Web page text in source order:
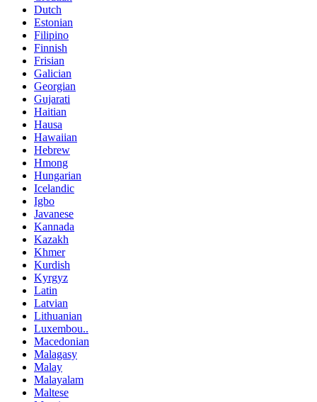
Dutch
Estonian
Filipino
Finnish
Frisian
Galician
Georgian
Gujarati
Haitian
Hausa
Hawaiian
Hebrew
Hmong
Hungarian
Icelandic
Igbo
Javanese
Kannada
Kazakh
Khmer
Kurdish
Kyrgyz
Latin
Latvian
Lithuanian
Luxembou..
Macedonian
Malagasy
Malay
Malayalam
Maltese